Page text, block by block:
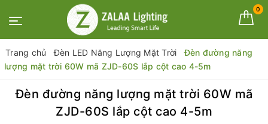
0
Trang chủ Đèn LED Năng Lượng Mặt Trời
Đèn đường năng
lượng mặt trời 60W mã ZJD-60S lắp cột cao 4-5m
Đèn đường năng lượng mặt trời 60W mã
ZJD-60S lắp cột cao 4-5m